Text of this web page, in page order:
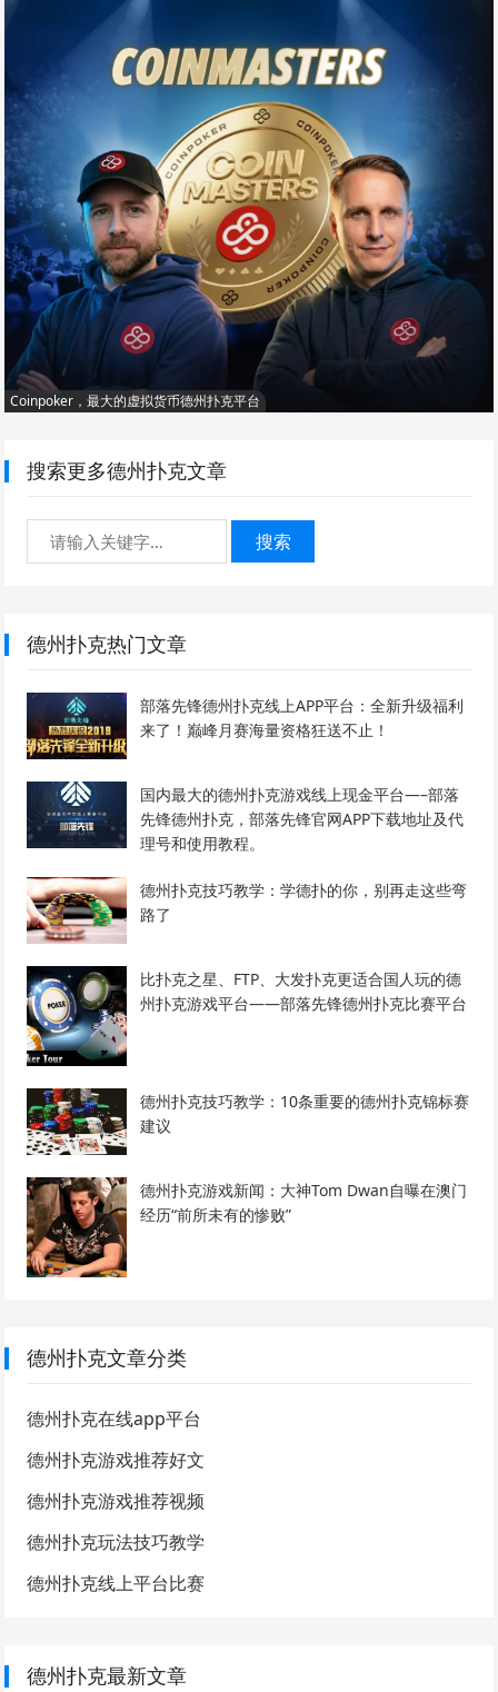
Coinpoker，最大的虚拟货币德州扑克平台
搜索更多德州扑克文章
搜索
德州扑克热门文章
部落先锋德州扑克线上APP平台：全新升级福利
来了！巅峰月赛海量资格狂送不止！
国内最大的德州扑克游戏线上现金平台—–部落
先锋德州扑克，部落先锋官网APP下载地址及代
理号和使用教程。
德州扑克技巧教学：学德扑的你，别再走这些弯
路了
比扑克之星、FTP、大发扑克更适合国人玩的德
州扑克游戏平台——部落先锋德州扑克比赛平台
德州扑克技巧教学：10条重要的德州扑克锦标赛
建议
德州扑克游戏新闻：大神Tom Dwan自曝在澳门
经历“前所未有的惨败”
德州扑克文章分类
德州扑克在线app平台
德州扑克游戏推荐好文
德州扑克游戏推荐视频
德州扑克玩法技巧教学
德州扑克线上平台比赛
德州扑克最新文章